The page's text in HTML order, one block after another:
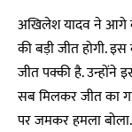
अखिलेश यादव ने आगे
की बड़ी जीत होगी.
जीत पक्की है. उन्होंने
सब मिलकर जीत का
पर जमकर हमला